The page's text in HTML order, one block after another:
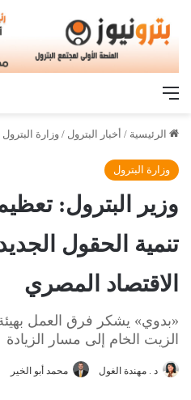
القائمة
الرئيسية / أخبار البترول / وزارة البترول
وزارة البترول
وزير البترول:
تنمية الحقول
الاقتصاد المصري
«بدوي» يشكر فرق العمل بهيئة
الزيت الخام إلى مسار الزيادة
د . مهندة الغول محمد أبو الخير